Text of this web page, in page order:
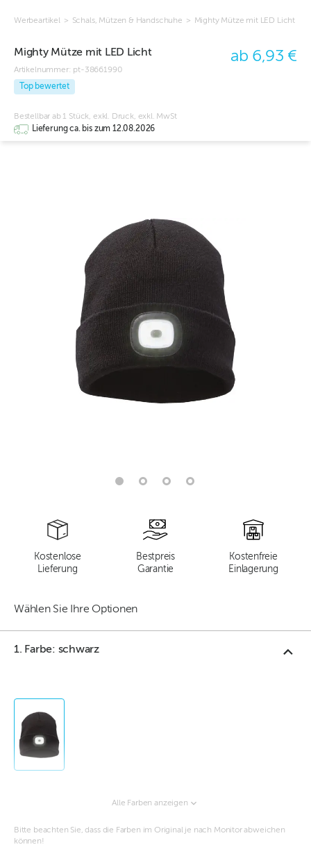
Werbeartikel > Schals, Mützen & Handschuhe > Mighty Mütze mit LED Licht
Mighty Mütze mit LED Licht
Artikelnummer: pt-38661990
Top bewertet
ab 6,93 €
Bestellbar ab 1 Stück, exkl. Druck, exkl. MwSt
Lieferung ca. bis zum 12.08.2026
Kostenlose
Lieferung
Bestpreis
Garantie
Kostenfreie
Einlagerung
Wählen Sie Ihre Optionen
1. Farbe: schwarz
Alle Farben anzeigen
Bitte beachten Sie, dass die Farben im Original je nach Monitor abweichen
können!